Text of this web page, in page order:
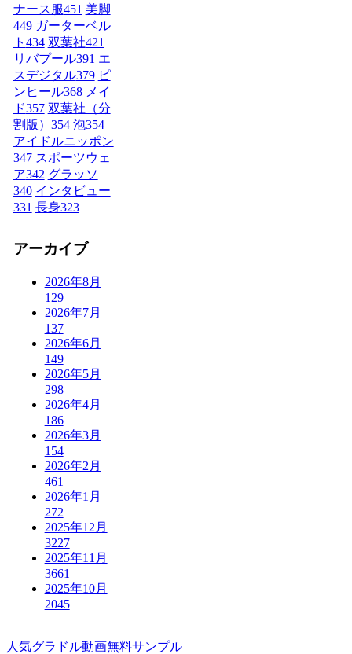
ナース服451 美脚
449 ガーターベル
ト 434 双葉社421
リバプール391 エ
スデジタル379 ピ
ンヒール368 メイ
ド357 双葉社（分
割版） 354 泡354
アイドルニッポン
347 スポーツウェ
ア342 グラッソ
340 インタビュー
331 長身323
アーカイブ
2026年8月
129
2026年7月
137
2026年6月
149
2026年5月
298
2026年4月
186
2026年3月
154
2026年2月
461
2026年1月
272
2025年12月
3227
2025年11月
3661
2025年10月
2045
人気グラドル動画無料サンプル